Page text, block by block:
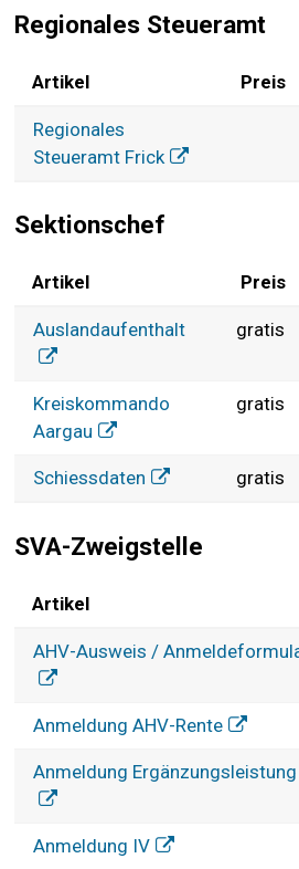
Regionales Steueramt
Regionales Steueramt
Artikel Preis
Regionales
Steueramt Frick
Sektionschef
Sektionschef
Artikel Preis
Auslandaufenthalt gratis
Kreiskommando
Aargau
gratis
Schiessdaten gratis
SVA-Zweigstelle
SVA-Zweigstelle
Artikel
AHV-Ausweis /
Anmeldung AHV-Rente
Anmeldung Ergänzungsleistung
Anmeldung IV